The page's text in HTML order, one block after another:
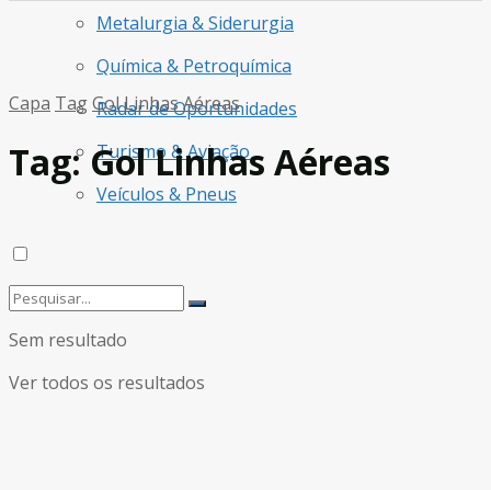
Metalurgia & Siderurgia
Química & Petroquímica
Radar de Oportunidades
Turismo & Aviação
Veículos & Pneus
Sem resultado
Ver todos os resultados
Capa TagGol Linhas Aéreas
Tag:Gol Linhas Aéreas